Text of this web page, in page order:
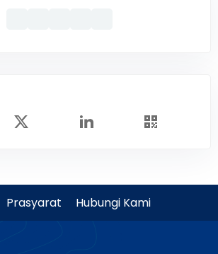
Prasyarat Hubungi Kami